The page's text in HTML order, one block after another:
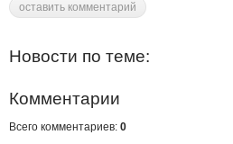
оставить комментарий
Новости по теме:
Комментарии
Всего комментариев: 0